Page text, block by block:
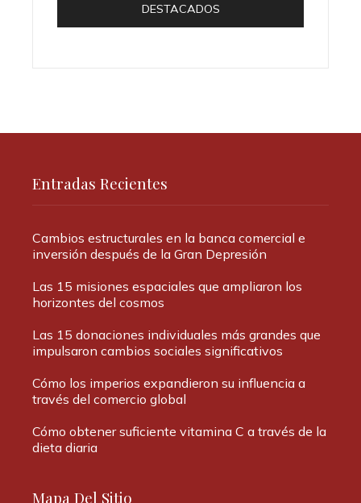
DESTACADOS
Entradas Recientes
Cambios estructurales en la banca comercial e
inversión después de la Gran Depresión
Las 15 misiones espaciales que ampliaron los
horizontes del cosmos
Las 15 donaciones individuales más grandes que
impulsaron cambios sociales significativos
Cómo los imperios expandieron su influencia a
través del comercio global
Cómo obtener suficiente vitamina C a través de la
dieta diaria
Mapa Del Sitio